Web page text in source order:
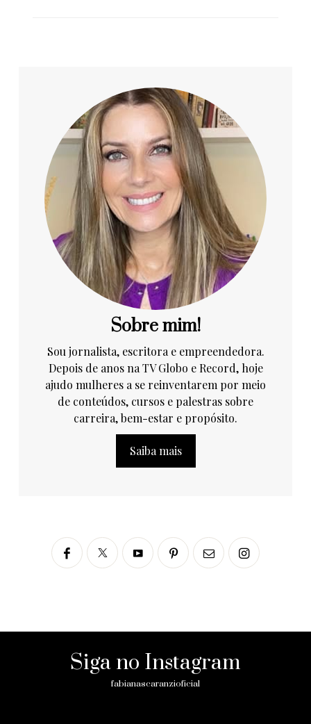
Sobre mim!
Sou jornalista, escritora e empreendedora.
Depois de anos na TV Globo e Record, hoje
ajudo mulheres a se reinventarem por meio
de conteúdos, cursos e palestras sobre
carreira, bem-estar e propósito.
Saiba mais
Siga no Instagram
fabianascaranzioficial